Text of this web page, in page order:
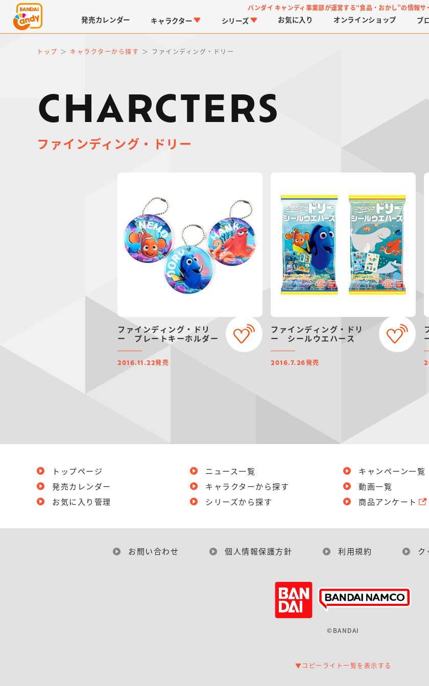
バンダイ キャンディ事業部が運営する“食品・おかし”の情報サ
発売カレンダー キャラクター
LINK TRAVELERS 仮面ライダーシリーズ
シリーズ
チョコボックス キャラパキ
お気に入り オンラインショップ ブ
トップ キャラクターから探す ファインディング・ドリー
CHARCTERS
ファインディング・ドリー
ファインディング・ドリ
ー プレートキーホルダー
2016.11.22発売
ファインディング・ドリ
ー シールウエハース
2016.7.26発売
トップページ
発売カレンダー
お気に入り管理
ニュース一覧
キャラクターから探す
シリーズから探す
キャンペーン一覧
動画一覧
商品アンケート
お問い合わせ 個人情報保護方針 利用規約 ク
©BANDAI
▼コピーライト一覧を表示する